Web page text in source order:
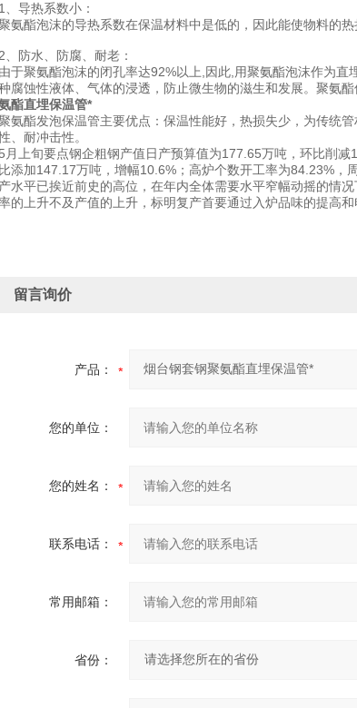
1、导热系数小：
氨酯泡沫的导热系数在保温材料中是低的，因此能使物料的热
2、防水、防腐、耐老：
由于聚氨酯泡沫的闭孔率达92%以上,因此,用聚氨酯泡沫作为
腐蚀性液体、气体的浸透，防止微生物的滋生和发展。聚氨
酯直埋保温管*
氨酯发泡保温管主要优点：保温性能好，热损失少，为传统
、耐冲击性。
5月上旬要点钢企粗钢产值日产预算值为177.65万吨，环比削
比添加147.17万吨，增幅10.6%；高炉个数开工率为84.23%
产水平已挨近前史的高位，在年内全体需要水平窄幅动摇的情
的上升不及产值的上升，标明复产首要通过入炉品味的提高和
留言询价
产品：
您的单位：
您的姓名：
联系电话：
常用邮箱：
省份：